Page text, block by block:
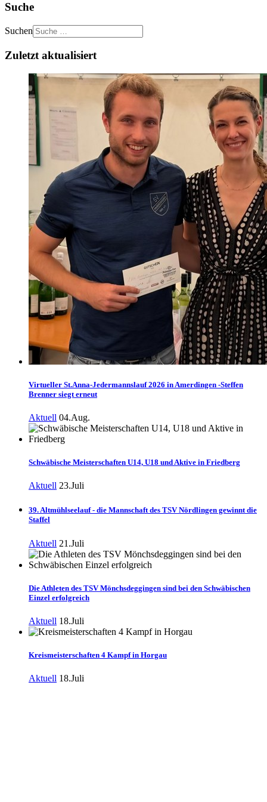
Suche
Suchen
Zuletzt aktualisiert
Virtueller St.Anna-Jedermannslauf 2026 in Amerdingen -Steffen
Brenner siegt erneut
Aktuell 04.Aug.
Schwäbische Meisterschaften U14, U18 und Aktive in Friedberg
Aktuell 23.Juli
39. Altmühlseelauf - die Mannschaft des TSV Nördlingen gewinnt die
Staffel
Aktuell 21.Juli
Die Athleten des TSV Mönchsdeggingen sind bei den Schwäbischen
Einzel erfolgreich
Aktuell 18.Juli
Kreismeisterschaften 4 Kampf in Horgau
Aktuell 18.Juli